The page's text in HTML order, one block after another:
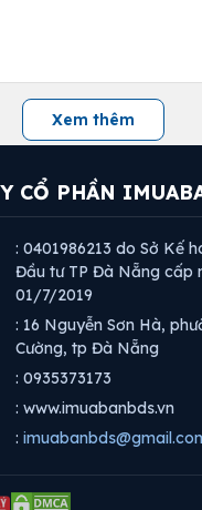
Xem thêm
CỔ PHẦN
: 0401986213 do Sở Kế
Đầu tư TP Đà Nẵng cấp
01/7/2019
: 16 Nguyễn Sơn Hà,
Cường, tp Đà Nẵng
: 0935373173
: www.imuabanbds.vn
: